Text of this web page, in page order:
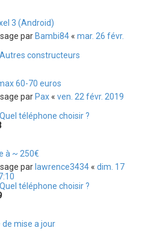
3 (Android)
parBambi84« mar. 26 févr.
Autres constructeurs
60-70 euros
parPax« ven. 22 févr. 2019
Quel téléphone choisir ?
à ~ 250€
parlawrence3434« dim. 17
Quel téléphone choisir ?
mise a jour